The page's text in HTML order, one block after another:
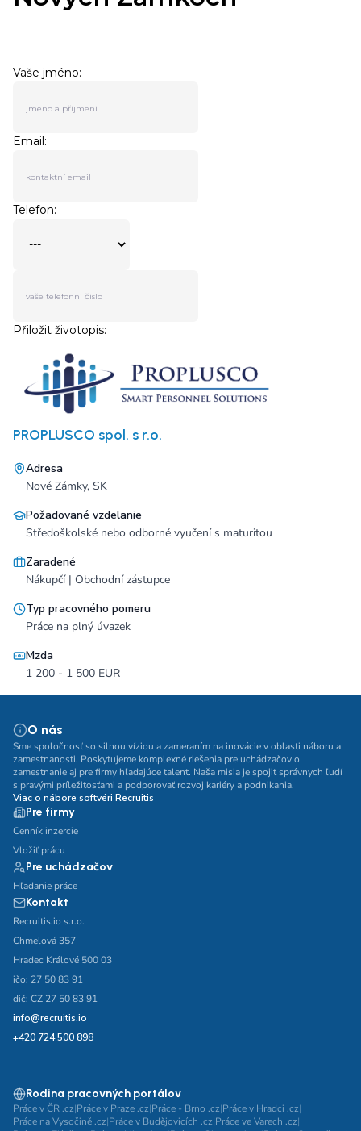
PROPLUSCO spol. s r.o.
Adresa
Nové Zámky, SK
Požadované vzdelanie
Středoškolské nebo odborné vyučení s maturitou
Zaradené
Nákupčí | Obchodní zástupce
Typ pracovného pomeru
Práce na plný úvazek
Mzda
1 200 - 1 500 EUR
O nás
Sme spoločnosť so silnou víziou a zameraním na inovácie v oblasti náboru a
zamestnanosti. Poskytujeme komplexné riešenia pre uchádzačov o
zamestnanie aj pre firmy hľadajúce talent. Naša misia je spojiť správnych ľudí
s pravými príležitosťami a podporovať rozvoj kariéry a podnikania.
Viac o nábore softvéri Recruitis
Pre firmy
Cenník inzercie
Vložiť prácu
Pre uchádzačov
Hľadanie práce
Kontakt
Recruitis.io s.r.o.
Chmelová 357
Hradec Králové 500 03
ičo: 27 50 83 91
dič: CZ 27 50 83 91
info@recruitis.io
+420 724 500 898
Rodina pracovných portálov
Práce v ČR .cz|Práce v Praze .cz|Práce - Brno .cz|Práce v Hradci .cz|
Práce na Vysočině .cz|Práce v Budějovicích .cz|Práce ve Varech .cz|